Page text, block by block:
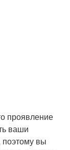
проявление
ваши
вы